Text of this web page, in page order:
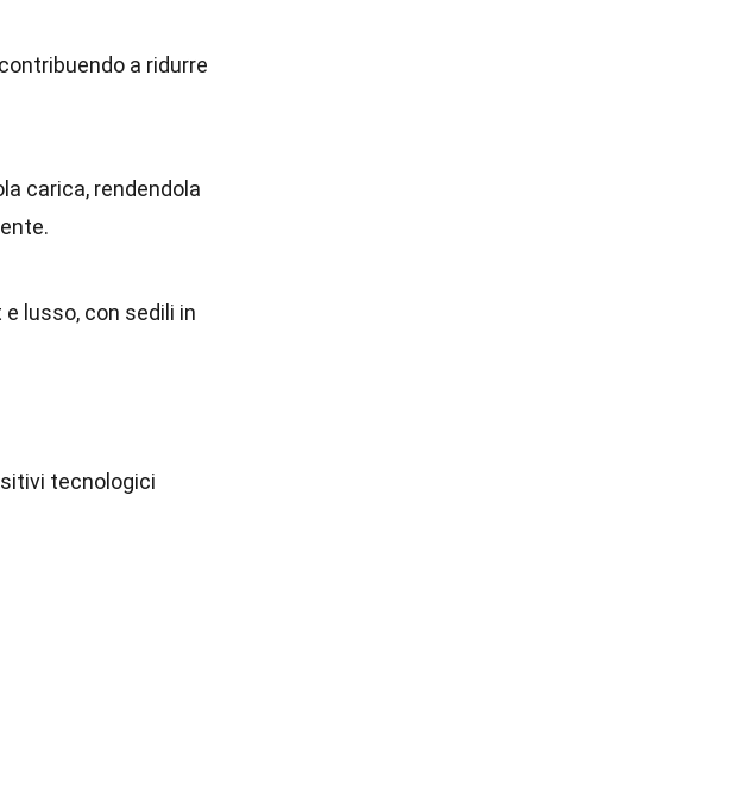
a ridurre
carica, rendendola
lusso, con sedili in
tecnologici